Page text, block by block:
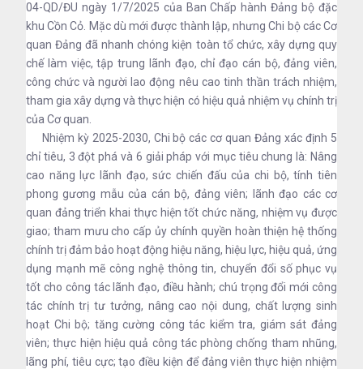
04-QD/ĐU ngày 1/7/2025 của Ban Chấp hành Đảng bộ đặc
khu Cồn Cỏ. Mặc dù mới được thành lập, nhưng Chi bộ các Cơ
quan Đảng đã nhanh chóng kiện toàn tổ chức, xây dựng quy
chế làm việc, tập trung lãnh đạo, chỉ đạo cán bộ, đảng viên,
công chức và người lao động nêu cao tinh thần trách nhiệm,
tham gia xây dựng và thực hiện có hiệu quả nhiệm vụ chính trị
của Cơ quan.
Nhiệm kỳ 2025-2030, Chi bộ các cơ quan Đảng xác định 5
chỉ tiêu, 3 đột phá và 6 giải pháp với mục tiêu chung là: Nâng
cao năng lực lãnh đạo, sức chiến đấu của chi bộ, tính tiên
phong gương mẫu của cán bộ, đảng viên; lãnh đạo các cơ
quan đảng triển khai thực hiện tốt chức năng, nhiệm vụ được
giao; tham mưu cho cấp ủy chính quyền hoàn thiện hệ thống
chính trị đảm bảo hoạt động hiệu năng, hiệu lực, hiệu quả, ứng
dụng mạnh mẽ công nghệ thông tin, chuyển đổi số phục vụ
tốt cho công tác lãnh đạo, điều hành; chú trọng đổi mới công
tác chính trị tư tưởng, nâng cao nội dung, chất lượng sinh
hoạt Chi bộ; tăng cường công tác kiểm tra, giám sát đảng
viên; thực hiện hiệu quả công tác phòng chống tham nhũng,
lãng phí, tiêu cực; tạo điều kiện để đảng viên thực hiện nhiệm